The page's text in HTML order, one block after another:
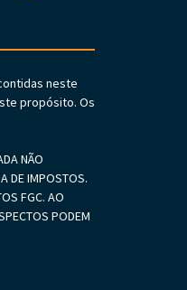
neste
propósito. Os
NÃO
DE IMPOSTOS.
FGC. AO
PODEM